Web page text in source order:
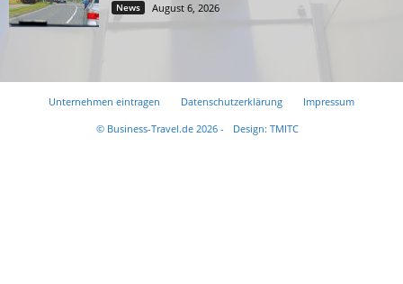
News August 6, 2026
Unternehmen eintragen Datenschutzerklärung
Impressum
© Business-Travel.de 2026 -
Design: TMITC